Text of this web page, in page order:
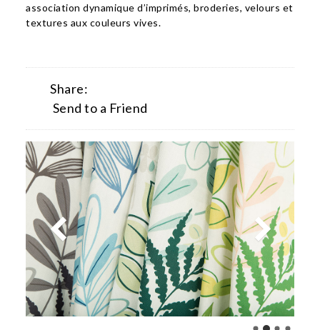
association dynamique d’imprimés, broderies, velours et
textures aux couleurs vives.
Share:
Send to a Friend